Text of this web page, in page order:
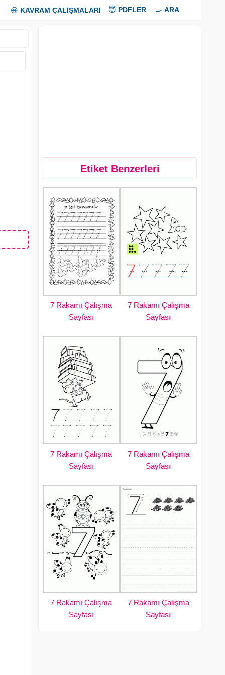
😃 KAVRAM ÇALIŞMALARI 😇 PDFLER 🍳 ARA
Etiket Benzerleri
7 Rakamı Çalışma
Sayfası
7 Rakamı Çalışma
Sayfası
7 Rakamı Çalışma
Sayfası
7 Rakamı Çalışma
Sayfası
7 Rakamı Çalışma
Sayfası
7 Rakamı Çalışma
Sayfası